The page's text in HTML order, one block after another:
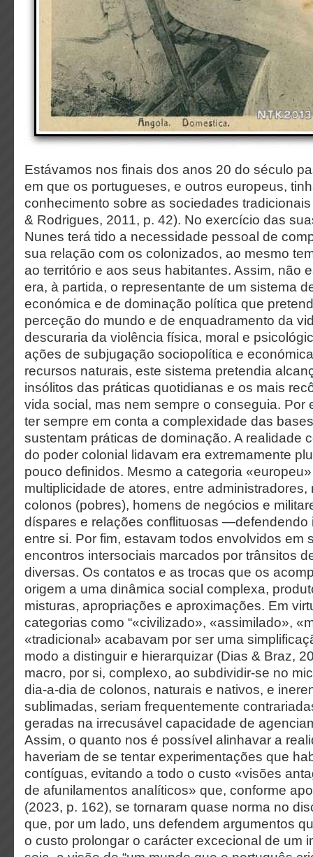
Estávamos nos finais dos anos 20 do século
em que os portugueses, e outros europeus,
conhecimento sobre as sociedades
& Rodrigues, 2011, p. 42). No exercício das
Nunes terá tido a necessidade pessoal de
sua relação com os colonizados, ao mesmo
ao território e aos seus habitantes. Assim, não
era, à partida, o representante de um sistema
económica e de dominação política que
perceção do mundo e de enquadramento da
descuraria da violência física, moral e
ações de subjugação sociopolítica e
recursos naturais, este sistema pretendia
insólitos das práticas quotidianas e os mais
vida social, mas nem sempre o conseguia. Por
ter sempre em conta a complexidade das
sustentam práticas de dominação. A realidade
do poder colonial lidavam era extremamente
pouco definidos. Mesmo a categoria
multiplicidade de atores, entre administradores,
colonos (pobres), homens de negócios e
díspares e relações conflituosas —defendendo
entre si. Por fim, estavam todos envolvidos em
encontros intersociais marcados por trânsitos
diversas. Os contatos e as trocas que os
origem a uma dinâmica social complexa,
misturas, apropriações e aproximações. Em
categorias como “«civilizado», «assimilado»,
«tradicional» acabavam por ser uma
modo a distinguir e hierarquizar (Dias & Braz,
macro, por si, complexo, ao subdividir-se no
dia-a-dia de colonos, naturais e nativos, e
sublimadas, seriam frequentemente
geradas na irrecusável capacidade de
Assim, o quanto nos é possível alinhavar a
haveriam de se tentar experimentações que
contíguas, evitando a todo o custo «visões
de afunilamentos analíticos» que, conforme
(2023, p. 162), se tornaram quase norma no
que, por um lado, uns defendem argumentos
o custo prolongar o carácter excecional de um